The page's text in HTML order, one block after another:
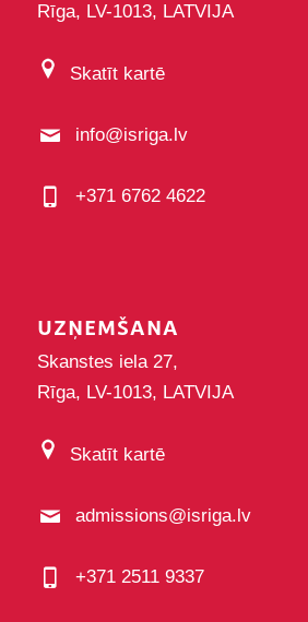
Rīga, LV-1013, LATVIJA
Skatīt kartē
info@isriga.lv
+371 6762 4622
UZŅEMŠANA
Skanstes iela 27,
Rīga, LV-1013, LATVIJA
Skatīt kartē
admissions@isriga.lv
+371 2511 9337